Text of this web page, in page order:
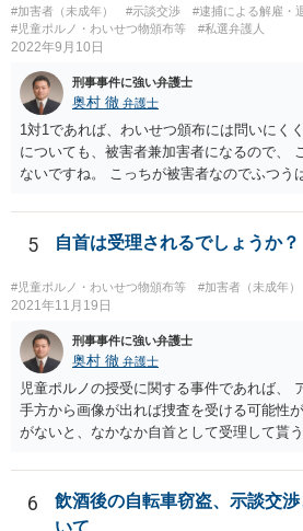
#加害者（未成年） #示談交渉 #逮捕による解雇・
#児童ポルノ・わいせつ物頒布等
#私選弁護人
2022年9月10日
刑事事件に強い弁護士
奥村 徹 弁護士
1対1であれば、わいせつ頒布には問いにく
についても、被害者兼加害者になるので、
ないですね。 こっちが被害者なのでふつう
5 自首は受理されるでしょうか？
#児童ポルノ・わいせつ物頒布等 #加害者（未成年）
2021年11月19日
刑事事件に強い弁護士
奥村 徹 弁護士
児童ポルノの授受に関する事件であれば、
手方から画像が出れば捜査を受ける可能性
がないと、なかなか自首として受理して貰
と、相手方からの捜査が来たときに、逮捕
う効果が得られることがあって、実際に相
れど、逮捕されなかった事例もあります。
6
飲酒後の自転車窃盗、示談交
いて